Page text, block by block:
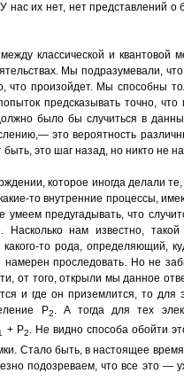
нас их нет, нет представлений
классической и квантовой
Мы подразумевали,
что произойдет. Мы способны
предсказывать точно,
было бы случиться в
это вероятность
это шаг назад, но никто не
которое иногда делали
то внутренние процессы,
предугадывать, что
нам известно,
то рода, определяющий,
проследовать. Но не
от того, открыли мы данное
и где он приземлится, то
Р2. А тогда для тех
+ P2. He видно способа обойти
Стало быть, в настоящее
подозреваем, что все это —